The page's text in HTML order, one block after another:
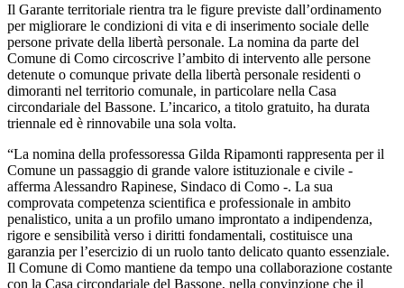
Il Garante territoriale rientra tra le figure previste dall’ordinamento
per migliorare le condizioni di vita e di inserimento sociale delle
persone private della libertà personale. La nomina da parte del
Comune di Como circoscrive l’ambito di intervento alle persone
detenute o comunque private della libertà personale residenti o
dimoranti nel territorio comunale, in particolare nella Casa
circondariale del Bassone. L’incarico, a titolo gratuito, ha durata
triennale ed è rinnovabile una sola volta.
“La nomina della professoressa Gilda Ripamonti rappresenta per il
Comune un passaggio di grande valore istituzionale e civile -
afferma Alessandro Rapinese, Sindaco di Como -. La sua
comprovata competenza scientifica e professionale in ambito
penalistico, unita a un profilo umano improntato a indipendenza,
rigore e sensibilità verso i diritti fondamentali, costituisce una
garanzia per l’esercizio di un ruolo tanto delicato quanto essenziale.
Il Comune di Como mantiene da tempo una collaborazione costante
con la Casa circondariale del Bassone, nella convinzione che il